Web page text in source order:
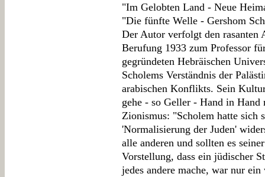
"Im Gelobten Land - Neue
"Die fünfte Welle - Gershom
Der Autor verfolgt den rasanten
Berufung 1933 zum Professor
gegründeten Hebräischen
Scholems Verständnis der
arabischen Konflikts. Sein
gehe - so Geller - Hand in
Zionismus: "Scholem hatte sich
'Normalisierung der Juden'
alle anderen und sollten es
Vorstellung, dass ein jüdischer
jedes andere mache, war nur